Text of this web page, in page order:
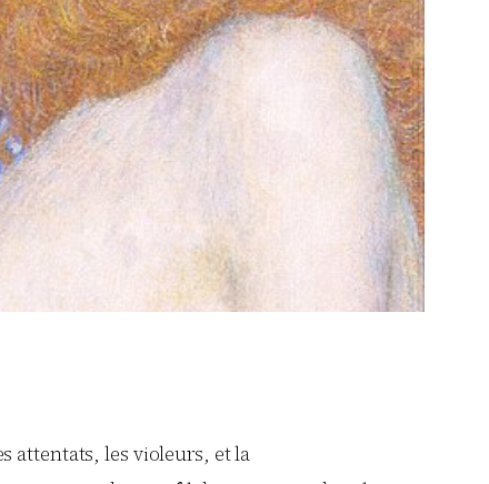
attentats, les violeurs, et la